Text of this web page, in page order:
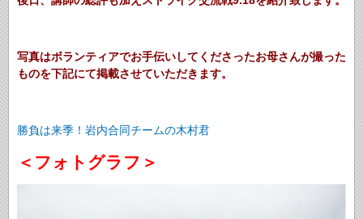
写真はボランティアでお手伝いしてくださったお母さんが撮った
ものを下記にて掲載させていただきます。
勝負は来季！岩内合同チームの木村君
＜フォトグラフ＞